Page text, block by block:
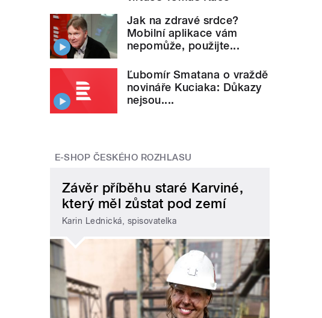
Jak na zdravé srdce?
Mobilní aplikace vám
nepomůže, použijte...
Ľubomír Smatana o vraždě
novináře Kuciaka: Důkazy
nejsou....
E-SHOP ČESKÉHO ROZHLASU
Závěr příběhu staré Karviné,
který měl zůstat pod zemí
Karin Lednická, spisovatelka